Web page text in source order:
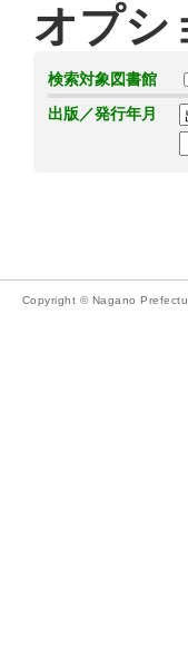
オプシ
検索対象図書館
出版／発行年月
Copyright © Nagano